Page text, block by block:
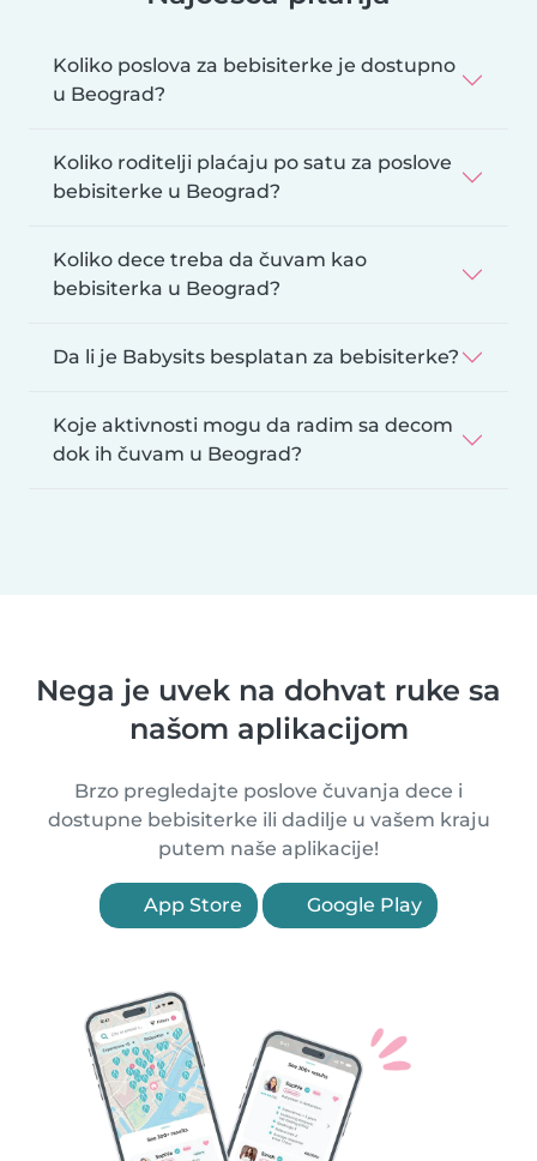
Koliko poslova za bebisiterke je dostupno
u Beograd?
Koliko roditelji plaćaju po satu za poslove
bebisiterke u Beograd?
Koliko dece treba da čuvam kao
bebisiterka u Beograd?
Da li je Babysits besplatan za bebisiterke?
Koje aktivnosti mogu da radim sa decom
dok ih čuvam u Beograd?
Nega je uvek na dohvat ruke sa
našom aplikacijom
Brzo pregledajte poslove čuvanja dece i
dostupne bebisiterke ili dadilje u vašem kraju
putem naše aplikacije!
App Store Google Play